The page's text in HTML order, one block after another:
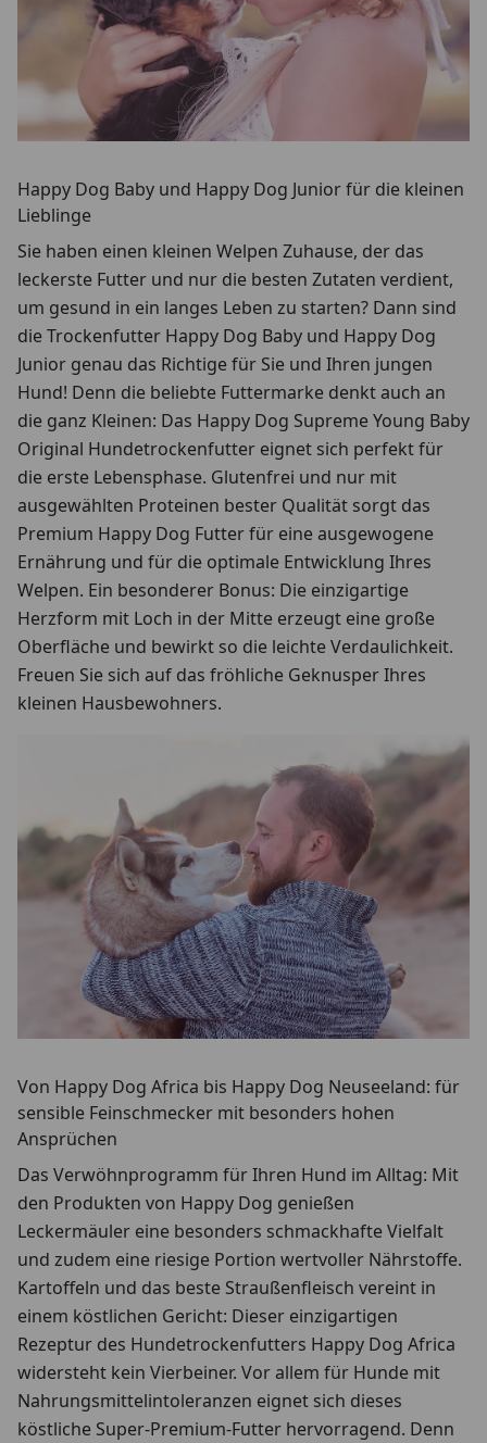
Happy Dog Baby und Happy Dog Junior für die kleinen
Lieblinge
Sie haben einen kleinen Welpen Zuhause, der das
leckerste Futter und nur die besten Zutaten verdient,
um gesund in ein langes Leben zu starten? Dann sind
die Trockenfutter Happy Dog Baby und Happy Dog
Junior genau das Richtige für Sie und Ihren jungen
Hund! Denn die beliebte Futtermarke denkt auch an
die ganz Kleinen: Das Happy Dog Supreme Young Baby
Original Hundetrockenfutter eignet sich perfekt für
die erste Lebensphase. Glutenfrei und nur mit
ausgewählten Proteinen bester Qualität sorgt das
Premium Happy Dog Futter für eine ausgewogene
Ernährung und für die optimale Entwicklung Ihres
Welpen. Ein besonderer Bonus: Die einzigartige
Herzform mit Loch in der Mitte erzeugt eine große
Oberfläche und bewirkt so die leichte Verdaulichkeit.
Freuen Sie sich auf das fröhliche Geknusper Ihres
kleinen Hausbewohners.
Von Happy Dog Africa bis Happy Dog Neuseeland: für
sensible Feinschmecker mit besonders hohen
Ansprüchen
Das Verwöhnprogramm für Ihren Hund im Alltag: Mit
den Produkten von Happy Dog genießen
Leckermäuler eine besonders schmackhafte Vielfalt
und zudem eine riesige Portion wertvoller Nährstoffe.
Kartoffeln und das beste Straußenfleisch vereint in
einem köstlichen Gericht: Dieser einzigartigen
Rezeptur des Hundetrockenfutters Happy Dog Africa
widersteht kein Vierbeiner. Vor allem für Hunde mit
Nahrungsmittelintoleranzen eignet sich dieses
köstliche Super-Premium-Futter hervorragend. Denn